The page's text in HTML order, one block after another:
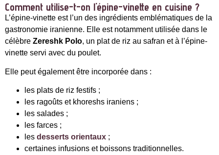
Comment utilise-t-on l'épine-vinette en cuisine ?
L’épine-vinette est l’un des ingrédients emblématiques de la
gastronomie iranienne. Elle est notamment utilisée dans le
célèbre Zereshk Polo, un plat de riz au safran et à l’épine-
vinette servi avec du poulet.
Elle peut également être incorporée dans :
les plats de riz festifs ;
les ragoûts et khoreshs iraniens ;
les salades ;
les farces ;
les desserts orientaux ;
certaines infusions et boissons traditionnelles.